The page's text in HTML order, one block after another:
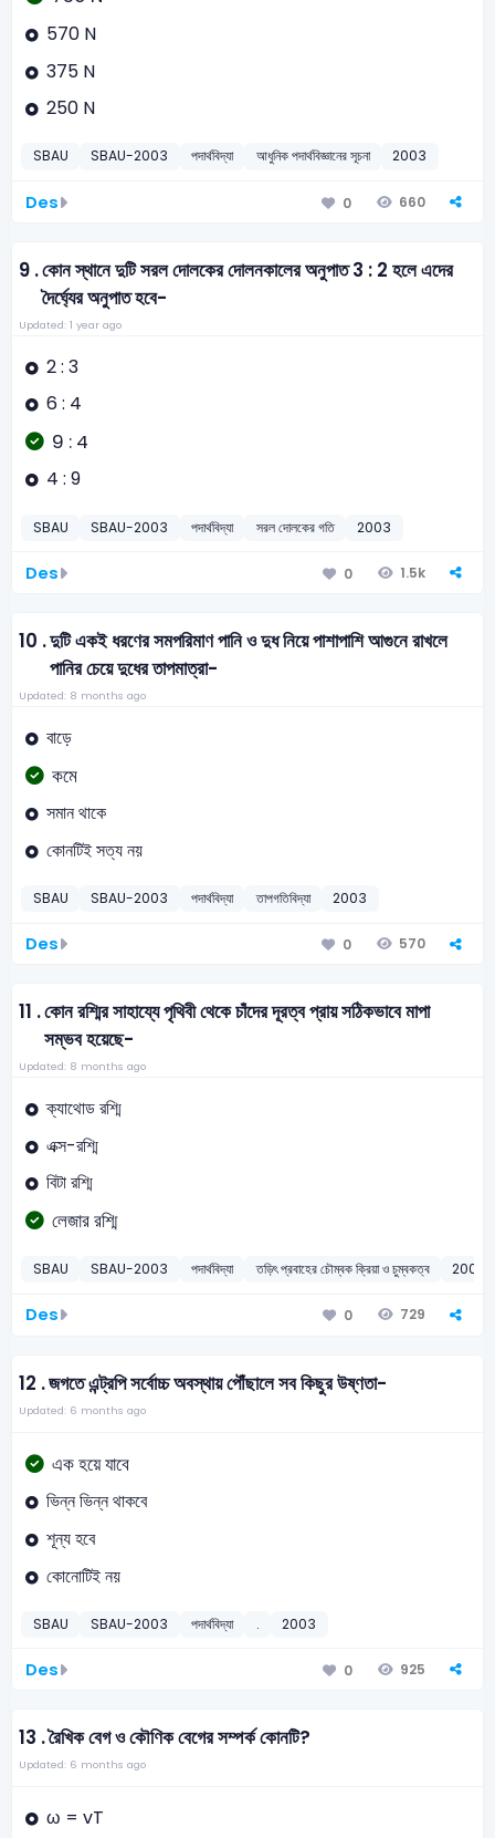
570 N
375 N
250 N
SBAU SBAU-2003 পদার্থবিদ্যা আধুনিক পদার্থবিজ্ঞানের সূচনা 2003
Des 0 660
9 .কোন স্থানে দুটি সরল দোলকের দোলনকালের অনুপাত 3 : 2 হলে এদের
দৈর্ঘ্যের অনুপাত হবে-
Updated: 1 year ago
2 : 3
6 : 4
9 : 4
4 : 9
SBAU SBAU-2003 পদার্থবিদ্যা সরল দোলকের গতি 2003
Des 0 1.5k
10 .দুটি একই ধরণের সমপরিমাণ পানি ও দুধ নিয়ে পাশাপাশি আগুনে রাখলে
পানির চেয়ে দুধের তাপমাত্রা-
Updated: 8 months ago
বাড়ে
কমে
সমান থাকে
কোনটিই সত্য নয়
SBAU SBAU-2003 পদার্থবিদ্যা তাপগতিবিদ্যা 2003
Des 0 570
11 .কোন রশ্মির সাহায্যে পৃথিবী থেকে চাঁদের দূরত্ব প্রায় সঠিকভাবে মাপা
সম্ভব হয়েছে-
Updated: 8 months ago
ক্যাথোড রশ্মি
এক্স-রশ্মি
বিটা রশ্মি
লেজার রশ্মি
SBAU SBAU-2003 পদার্থবিদ্যা তড়িৎ প্রবাহের চৌম্বক ক্রিয়া ও চুম্বকত্ব 2003
Des 0 729
12 .জগতে এন্ট্রপি সর্বোচ্চ অবস্থায় পৌঁছালে সব কিছুর উষ্ণতা-
Updated: 6 months ago
এক হয়ে যাবে
ভিন্ন ভিন্ন থাকবে
শূন্য হবে
কোনোটিই নয়
SBAU SBAU-2003 পদার্থবিদ্যা . 2003
Des 0 925
13 .রৈখিক বেগ ও কৌণিক বেগের সম্পর্ক কোনটি?
Updated: 6 months ago
ω = vT